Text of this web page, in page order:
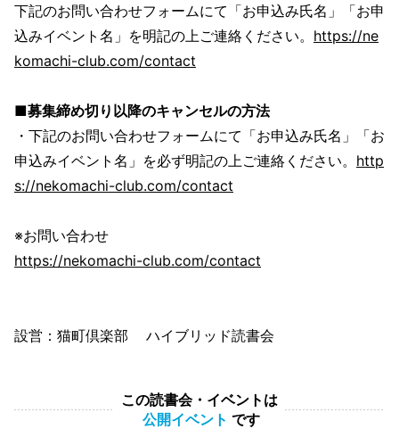
下記のお問い合わせフォームにて「お申込み氏名」「お申
込みイベント名」を明記の上ご連絡ください。 https://ne
komachi-club.com/contact
■募集締め切り以降のキャンセルの方法
・下記のお問い合わせフォームにて「お申込み氏名」「お
申込みイベント名」を必ず明記の上ご連絡ください。 http
s://nekomachi-club.com/contact
※お問い合わせ
https://nekomachi-club.com/contact
設営：猫町倶楽部 ハイブリッド読書会
この読書会・イベントは
公開イベント です